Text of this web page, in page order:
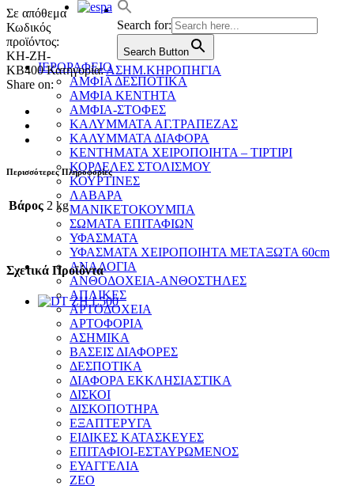
Search for:
Search Button
ΙΕΡΟΡΑΦΕΙΟ
ΑΜΦΙΑ ΔΕΣΠΟΤΙΚΑ
ΑΜΦΙΑ ΚΕΝΤΗΤΑ
ΑΜΦΙΑ-ΣΤΟΦΕΣ
ΚΑΛΥΜΜΑΤΑ ΑΓ.ΤΡΑΠΕΖΑΣ
ΚΑΛΥΜΜΑΤΑ ΔΙΑΦΟΡΑ
ΚΕΝΤΗΜΑΤΑ ΧΕΙΡΟΠΟΙΗΤΑ – ΤΙΡΤΙΡΙ
ΚΟΡΔΕΛΕΣ ΣΤΟΛΙΣΜΟΥ
ΚΟΥΡΤΙΝΕΣ
ΛΑΒΑΡΑ
ΜΑΝΙΚΕΤΟΚΟΥΜΠΑ
ΣΩΜΑΤΑ ΕΠΙΤΑΦΙΩΝ
ΥΦΑΣΜΑΤΑ
ΥΦΑΣΜΑΤΑ ΧΕΙΡΟΠΟΙΗΤΑ ΜΕΤΑΞΩΤΑ 60cm
ΑΝΑΛΟΓΙΑ
ΑΝΘΟΔΟΧΕΙΑ-ΑΝΘΟΣΤΗΛΕΣ
ΑΠΛΙΚΕΣ
ΑΡΤΟΔΟΧΕΙΑ
ΑΡΤΟΦΟΡΙΑ
ΑΣΗΜΙΚΑ
ΒΑΣΕΙΣ ΔΙΑΦΟΡΕΣ
ΔΕΣΠΟΤΙΚΑ
ΔΙΑΦΟΡΑ ΕΚΚΛΗΣΙΑΣΤΙΚΑ
ΔΙΣΚΟΙ
ΔΙΣΚΟΠΟΤΗΡΑ
ΕΞΑΠΤΕΡΥΓΑ
ΕΙΔΙΚΕΣ ΚΑΤΑΣΚΕΥΕΣ
ΕΠΙΤΑΦΙΟΙ-ΕΣΤΑΥΡΩΜΕΝΟΣ
ΕΥΑΓΓΕΛΙΑ
ΖΕΟ
Σε απόθεμα
Κωδικός
προϊόντος:
KH-ZH-
KB400 Κατηγορία:ΑΣΗΜ.ΚΗΡΟΠΗΓΙΑ
Share on:
Περισσότερες Πληροφορίες
Βάρος 2 kg
Σχετικά Προϊόντα